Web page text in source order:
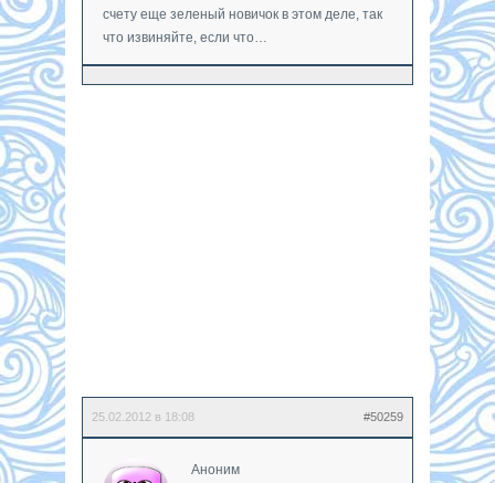
счету еще зеленый новичок в этом деле, так
что извиняйте, если что…
25.02.2012 в 18:08 #50259
Аноним